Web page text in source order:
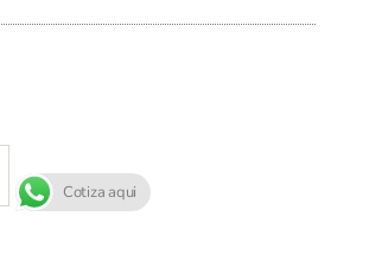
Cotiza aqui